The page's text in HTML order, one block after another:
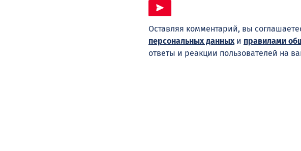
Оставляя комментарий, вы
персональных данных и правилами
ответы и реакции пользователей на